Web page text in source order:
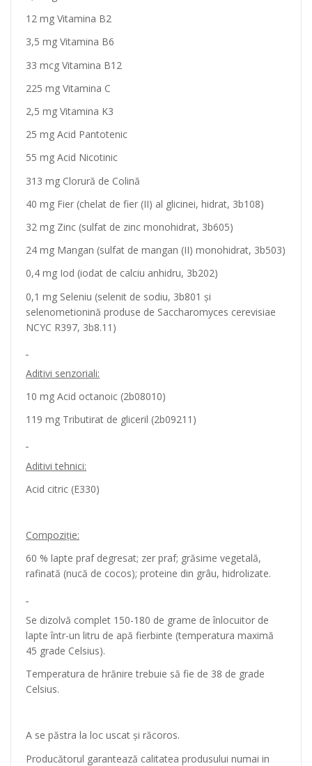
12 mg Vitamina B2
3,5 mg Vitamina B6
33 mcg Vitamina B12
225 mg Vitamina C
2,5 mg Vitamina K3
25 mg Acid Pantotenic
55 mg Acid Nicotinic
313 mg Clorură de Colină
40 mg Fier (chelat de fier (II) al glicinei, hidrat, 3b108)
32 mg Zinc (sulfat de zinc monohidrat, 3b605)
24 mg Mangan (sulfat de mangan (II) monohidrat, 3b503)
0,4 mg Iod (iodat de calciu anhidru, 3b202)
0,1 mg Seleniu (selenit de sodiu, 3b801 și
selenometionină produse de Saccharomyces cerevisiae
NCYC R397, 3b8.11)
Aditivi senzoriali:
10 mg Acid octanoic (2b08010)
119 mg Tributirat de gliceril (2b09211)
Aditivi tehnici:
Acid citric (E330)
Compoziţie:
60 % lapte praf degresat; zer praf; grăsime vegetală,
rafinată (nucă de cocos); proteine ​​din grâu, hidrolizate.
Se dizolvă complet 150-180 de grame de înlocuitor de
lapte într-un litru de apă fierbinte (temperatura maximă
45 grade Celsius).
Temperatura de hrănire trebuie să fie de 38 de grade
Celsius.
A se păstra la loc uscat și răcoros.
Producătorul garantează calitatea produsului numai in